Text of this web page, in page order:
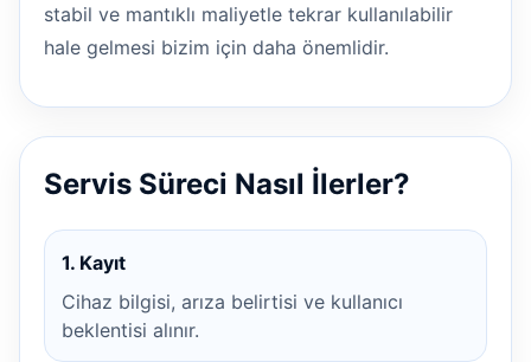
stabil ve mantıklı maliyetle tekrar kullanılabilir
hale gelmesi bizim için daha önemlidir.
Servis Süreci Nasıl İlerler?
1. Kayıt
Cihaz bilgisi, arıza belirtisi ve kullanıcı
beklentisi alınır.